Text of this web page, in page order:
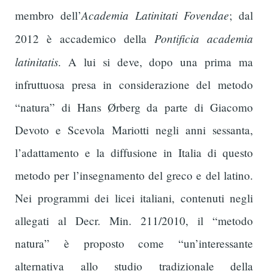
membro dell’Academia Latinitati Fovendae; dal
2012 è accademico della Pontificia academia
latinitatis. A lui si deve, dopo una prima ma
infruttuosa presa in considerazione del metodo
“natura” di Hans Ørberg da parte di Giacomo
Devoto e Scevola Mariotti negli anni sessanta,
l’adattamento e la diffusione in Italia di questo
metodo per l’insegnamento del greco e del latino.
Nei programmi dei licei italiani, contenuti negli
allegati al Decr. Min. 211/2010, il “metodo
natura” è proposto come “un’interessante
alternativa allo studio tradizionale della